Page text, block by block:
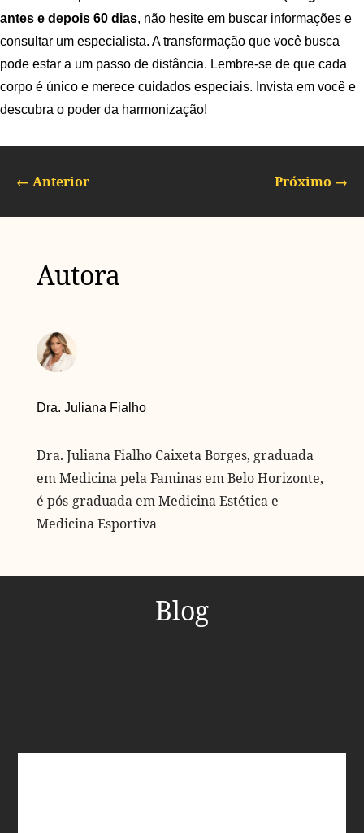
antes e depois 60 dias, não hesite em buscar informações e
consultar um especialista. A transformação que você busca
pode estar a um passo de distância. Lembre-se de que cada
corpo é único e merece cuidados especiais. Invista em você e
descubra o poder da harmonização!
← Anterior Próximo →
Autora
Dra. Juliana Fialho
Dra. Juliana Fialho Caixeta Borges, graduada
em Medicina pela Faminas em Belo Horizonte,
é pós-graduada em Medicina Estética e
Medicina Esportiva
Blog